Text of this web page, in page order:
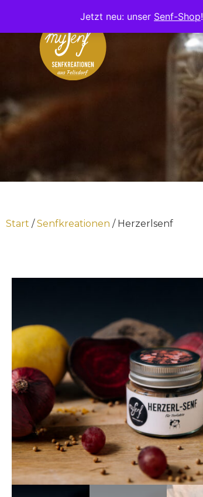
Jetzt neu: unser Senf-Shop
Start /Senfkreationen / Herzerlsenf